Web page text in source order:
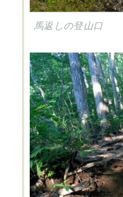
馬返しの登山口